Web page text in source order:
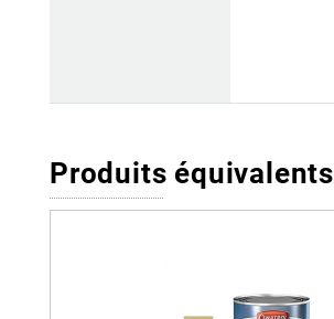
Produits équivalents